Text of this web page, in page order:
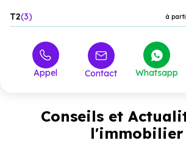
T2 3 à
à
Appel Contact Whatsapp
Conseils et
l'immobilier